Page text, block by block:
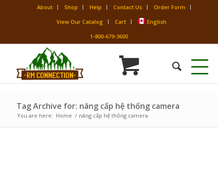
About Shop Help Contact Us
Order Form
View Our Catalog
Cart
English
1-800-679-3600
Tag Archive for: nâng cấp hệ thống camera
You are here: Home / nâng cấp hệ thống camera